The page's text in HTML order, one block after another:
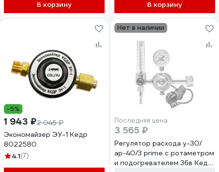
В корзину В корзину
-5%
1 943 ₽2 045 ₽
Экономайзер ЭУ-1 Кедр
8022580
4.1(7)
Нет в наличии
Последняя цена
3 565 ₽
Регулятор расхода у-30/
ар-40/3 prime с ротаметром
и подогревателем 36в Кедр